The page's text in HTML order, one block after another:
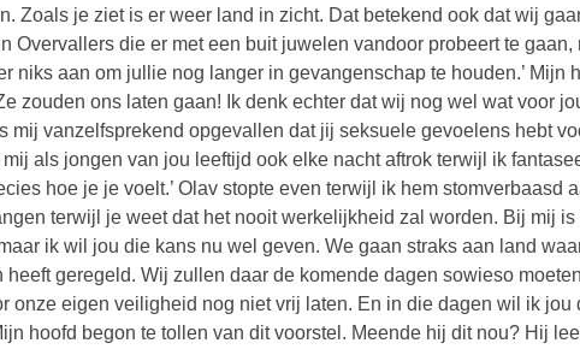
Zoals je ziet is er weer land in zicht. Dat betekend ook dat wij
Overvallers die er met een buit juwelen vandoor probeert te
niks aan om jullie nog langer in gevangenschap te houden.’ Mijn
zouden ons laten gaan! Ik denk echter dat wij nog wel wat voor
mij vanzelfsprekend opgevallen dat jij seksuele gevoelens hebt
als jongen van jou leeftijd ook elke nacht aftrok terwijl ik
hoe je je voelt.’ Olav stopte even terwijl ik hem stomverbaasd
terwijl je weet dat het nooit werkelijkheid zal worden. Bij mij
ik wil jou die kans nu wel geven. We gaan straks aan land
heeft geregeld. Wij zullen daar de komende dagen sowieso
onze eigen veiligheid nog niet vrij laten. En in die dagen wil ik jou
hoofd begon te tollen van dit voorstel. Meende hij dit nou? Hij